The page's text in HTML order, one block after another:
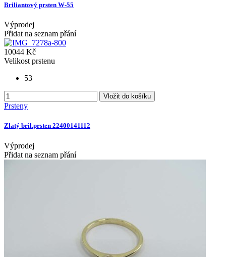
Briliantový prsten W-55
Výprodej
Přidat na seznam přání
10044 Kč
Velikost prstenu
53
Vložit do košíku
Prsteny
Zlatý bril.prsten 22400141112
Výprodej
Přidat na seznam přání